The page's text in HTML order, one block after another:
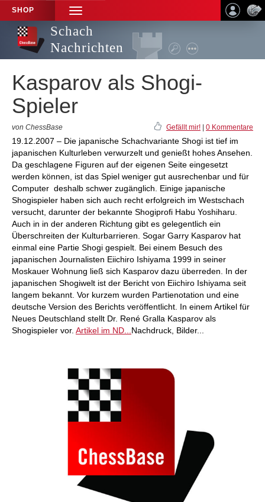
SHOP
TOGGLE
NAVIGATION
Schach
Nachrichten
Kasparov als Shogi-
Spieler
von ChessBase Gefällt mir! 0 Kommentare
19.12.2007 – Die japanische Schachvariante Shogi ist tief im
japanischen Kulturleben verwurzelt und genießt hohes Ansehen.
Da geschlagene Figuren auf der eigenen Seite eingesetzt
werden können, ist das Spiel weniger gut ausrechenbar und für
Computer deshalb schwer zugänglich. Einige japanische
Shogispieler haben sich auch recht erfolgreich im Westschach
versucht, darunter der bekannte Shogiprofi Habu Yoshiharu.
Auch in in der anderen Richtung gibt es gelegentlich ein
Überschreiten der Kulturbarrieren. Sogar Garry Kasparov hat
einmal eine Partie Shogi gespielt. Bei einem Besuch des
japanischen Journalisten Eiichiro Ishiyama 1999 in seiner
Moskauer Wohnung ließ sich Kasparov dazu überreden. In der
japanischen Shogiwelt ist der Bericht von Eiichiro Ishiyama seit
langem bekannt. Vor kurzem wurden Partienotation und eine
deutsche Version des Berichts veröffentlicht. In einem Artikel für
Neues Deutschland stellt Dr. René Gralla Kasparov als
Shogispieler vor. Artikel im ND... Nachdruck, Bilder...